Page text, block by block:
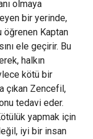
olmaya
bir yerinde,
öğrenen Kaptan
ele geçirir. Bu
halkın
kötü bir
çıkan Zencefil,
tedavi eder.
yapmak için
iyi bir insan